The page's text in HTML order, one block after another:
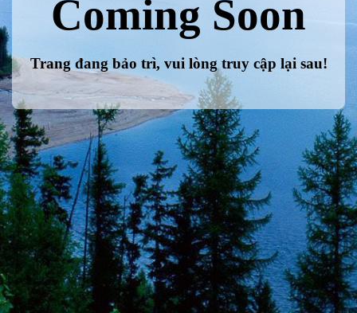
Coming Soon
Trang đang bảo trì, vui lòng truy cập lại sau!